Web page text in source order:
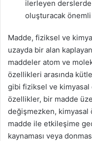
ilerleyen derslerde
oluşturacak önemli
Madde, fiziksel ve
uzayda bir alan
maddeler atom ve
özellikleri arasında
gibi fiziksel ve kimyasal
özellikler, bir madde
değişmezken,
madde ile etkileşime
kaynaması veya